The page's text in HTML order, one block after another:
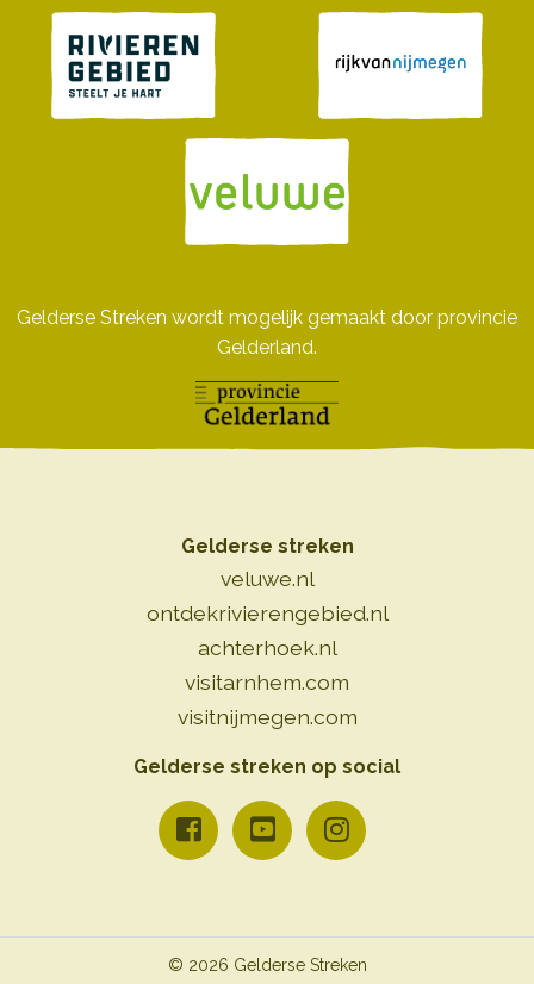
Gelderse Streken wordt mogelijk gemaakt door provincie
Gelderland.
Gelderse streken
veluwe.nl
ontdekrivierengebied.nl
achterhoek.nl
visitarnhem.com
visitnijmegen.com
Gelderse streken op social
© 2026 Gelderse Streken